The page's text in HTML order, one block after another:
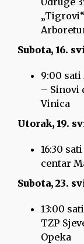
Subota, 16.
9:00
– Sinovi
Vinica
Utorak, 19.
16:30
centar
Subota, 23.
13:00
TZP
Opeka